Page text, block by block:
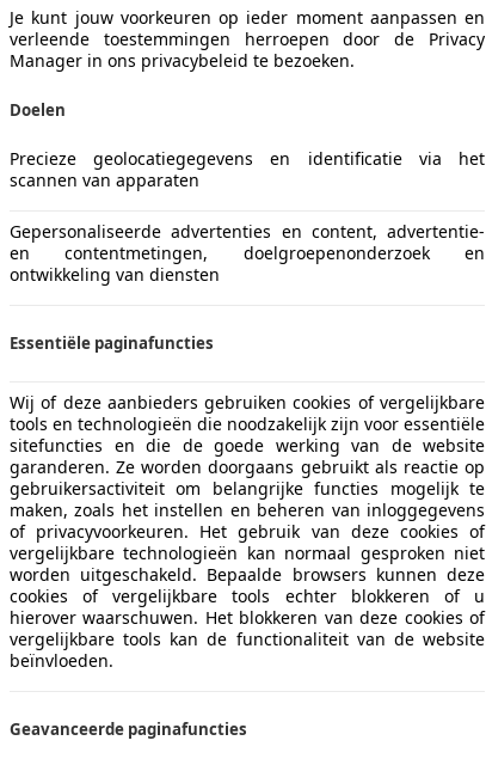
Je kunt jouw voorkeuren op ieder moment aanpassen en
verleende toestemmingen herroepen door de Privacy
Manager in ons privacybeleid te bezoeken.
Doelen
Precieze geolocatiegegevens en identificatie via het
scannen van apparaten
Gepersonaliseerde advertenties en content, advertentie-
en contentmetingen, doelgroepenonderzoek en
ontwikkeling van diensten
Essentiële paginafuncties
Wij of deze aanbieders gebruiken cookies of vergelijkbare
tools en technologieën die noodzakelijk zijn voor essentiële
sitefuncties en die de goede werking van de website
garanderen. Ze worden doorgaans gebruikt als reactie op
gebruikersactiviteit om belangrijke functies mogelijk te
maken, zoals het instellen en beheren van inloggegevens
of privacyvoorkeuren. Het gebruik van deze cookies of
vergelijkbare technologieën kan normaal gesproken niet
worden uitgeschakeld. Bepaalde browsers kunnen deze
cookies of vergelijkbare tools echter blokkeren of u
hierover waarschuwen. Het blokkeren van deze cookies of
vergelijkbare tools kan de functionaliteit van de website
beïnvloeden.
Geavanceerde paginafuncties